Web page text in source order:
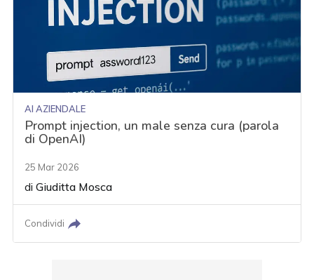
AI AZIENDALE
Prompt injection, un male senza cura (parola
di OpenAI)
25 Mar 2026
diGiuditta Mosca
Condividi